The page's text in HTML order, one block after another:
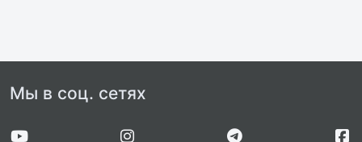
Мы в соц. сетях